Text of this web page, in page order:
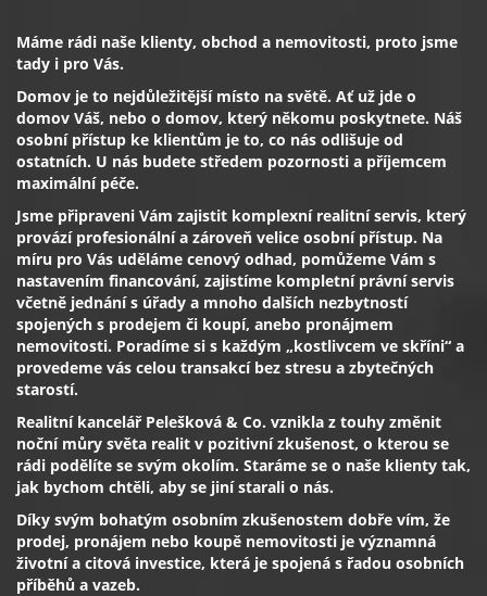
Máme rádi naše klienty, obchod a nemovitosti, proto jsme
tady i pro Vás.
Domov je to nejdůležitější místo na světě. Ať už jde o
domov Váš, nebo o domov, který někomu poskytnete. Náš
osobní přístup ke klientům je to, co nás odlišuje od
ostatních. U nás budete středem pozornosti a příjemcem
maximální péče.
Jsme připraveni Vám zajistit komplexní realitní servis, který
provází profesionální a zároveň velice osobní přístup. Na
míru pro Vás uděláme cenový odhad, pomůžeme Vám s
nastavením financování, zajistíme kompletní právní servis
včetně jednání s úřady a mnoho dalších nezbytností
spojených s prodejem či koupí, anebo pronájmem
nemovitosti. Poradíme si s každým „kostlivcem ve skříni“ a
provedeme vás celou transakcí bez stresu a zbytečných
starostí.
Realitní kancelář Pelešková & Co. vznikla z touhy změnit
noční můry světa realit v pozitivní zkušenost, o kterou se
rádi podělíte se svým okolím. Staráme se o naše klienty tak,
jak bychom chtěli, aby se jiní starali o nás.
Díky svým bohatým osobním zkušenostem dobře vím, že
prodej, pronájem nebo koupě nemovitosti je významná
životní a citová investice, která je spojená s řadou osobních
příběhů a vazeb.